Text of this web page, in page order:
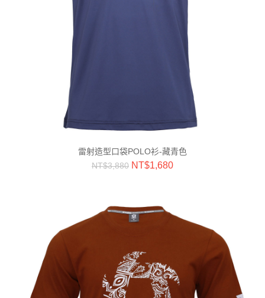
雷射造型口袋POLO衫-藏青色
NT$3,880 NT$1,680